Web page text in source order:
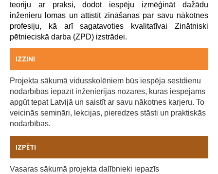
teoriju ar praksi, dodot iespēju izmēģināt dažādu
inženieru lomas un attīstīt zināšanas par savu nākotnes
profesiju, kā arī sagatavoties kvalitatīvai Zinātniski
pētnieciskā darba (ZPD) izstrādei.
IZZINI
Projekta sākumā vidusskolēniem būs iespēja sestdienu
nodarbībās iepazīt inženierijas nozares, kuras iespējams
apgūt tepat Latvijā un saistīt ar savu nākotnes karjeru. To
veicinās semināri, lekcijas, pieredzes stāsti un praktiskās
nodarbības.
IZPĒTI
Vasaras sākumā projekta dalībnieki iepazīs